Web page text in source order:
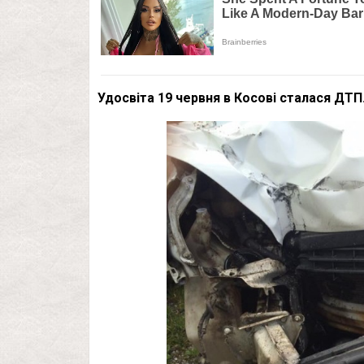
Удосвіта 19 червня в Косові сталася